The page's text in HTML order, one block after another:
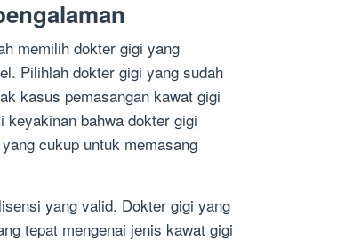
memilih dokter gigi yang
Pilihlah dokter gigi yang sudah
kasus pemasangan kawat gigi
keyakinan bahwa dokter gigi
cukup untuk memasang
yang valid. Dokter gigi yang
tepat mengenai jenis kawat gigi